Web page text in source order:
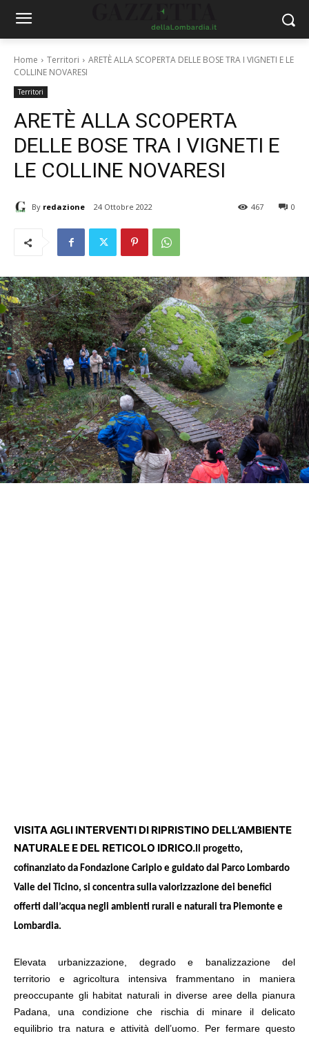
Home Territori
ARETÈ ALLA SCOPERTA DELLE BOSE TRA I VIGNETI E LE
COLLINE NOVARESI
Territori
ARETÈ ALLA SCOPERTA
DELLE BOSE TRA I VIGNETI E
LE COLLINE NOVARESI
By redazione 24 Ottobre 2022 0
467
VISITA AGLI INTERVENTI DI RIPRISTINO DELL’AMBIENTE
NATURALE E DEL RETICOLO IDRICO. Il progetto,
cofinanziato da Fondazione Cariplo e guidato dal Parco Lombardo
Valle del Ticino, si concentra sulla valorizzazione dei benefici
offerti dall’acqua negli ambienti rurali e naturali tra Piemonte e
Lombardia.
Elevata urbanizzazione, degrado e banalizzazione del
territorio e agricoltura intensiva frammentano in maniera
preoccupante gli habitat naturali in diverse aree della pianura
Padana, una condizione che rischia di minare il delicato
equilibrio tra natura e attività dell’uomo. Per fermare questo